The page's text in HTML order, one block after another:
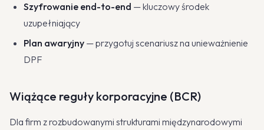
Szyfrowanie end-to-end — kluczowy środek
uzupełniający
Plan awaryjny — przygotuj scenariusz na unieważnienie
DPF
Wiążące reguły korporacyjne (BCR)
Dla firm z rozbudowanymi strukturami międzynarodowymi